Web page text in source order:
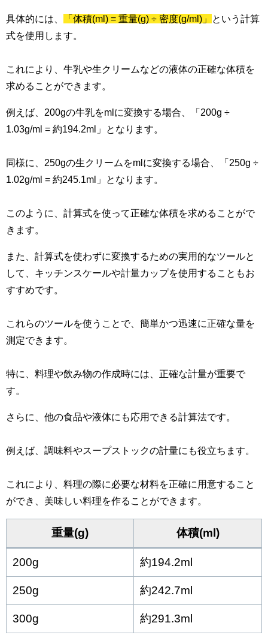
具体的には、 「体積(ml) = 重量(g) ÷ 密度(g/ml)」
という計算
式を使用します。
これにより、牛乳や生クリームなどの液体の正確な体積を
求めることができます。
例えば、200gの牛乳をmlに変換する場合、「200g ÷
1.03g/ml = 約194.2ml」となります。
同様に、250gの生クリームをmlに変換する場合、「250g ÷
1.02g/ml = 約245.1ml」となります。
このように、計算式を使って正確な体積を求めることがで
きます。
また、計算式を使わずに変換するための実用的なツールと
して、キッチンスケールや計量カップを使用することもお
すすめです。
これらのツールを使うことで、簡単かつ迅速に正確な量を
測定できます。
特に、料理や飲み物の作成時には、正確な計量が重要で
す。
さらに、他の食品や液体にも応用できる計算法です。
例えば、調味料やスープストックの計量にも役立ちます。
これにより、料理の際に必要な材料を正確に用意すること
ができ、美味しい料理を作ることができます。
重量(g) 体積(ml)
200g 約194.2ml
250g 約242.7ml
300g 約291.3ml